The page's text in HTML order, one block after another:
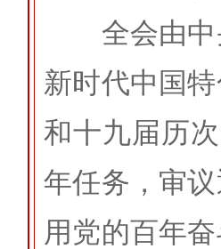
全会由中央
新时代中国
和十九届历
年任务，审
用党的百年